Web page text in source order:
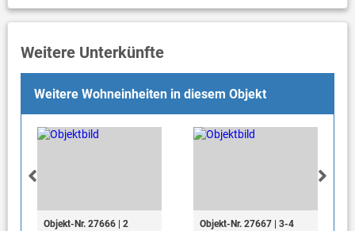
Weitere Unterkünfte
Weitere Wohneinheiten in diesem Objekt
Objekt-Nr. 27666 | 2
Objekt-Nr. 27667 | 3-4